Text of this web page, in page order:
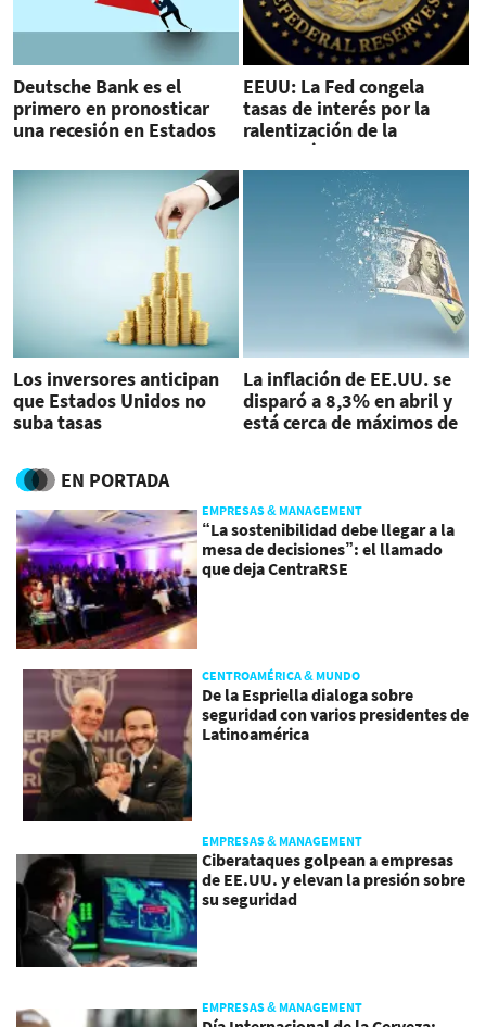
Deutsche Bank es el
primero en pronosticar
una recesión en Estados
EEUU: La Fed congela
tasas de interés por la
ralentización de la
economía
Los inversores anticipan
que Estados Unidos no
suba tasas
La inflación de EE.UU. se
disparó a 8,3% en abril y
está cerca de máximos de
EN PORTADA
EMPRESAS & MANAGEMENT
“La sostenibilidad debe llegar a la
mesa de decisiones”: el llamado
que deja CentraRSE
CENTROAMÉRICA & MUNDO
De la Espriella dialoga sobre
seguridad con varios presidentes de
Latinoamérica
EMPRESAS & MANAGEMENT
Ciberataques golpean a empresas
de EE.UU. y elevan la presión sobre
su seguridad
EMPRESAS & MANAGEMENT